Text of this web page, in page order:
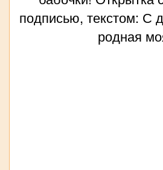
подписью, текстом: С
родная